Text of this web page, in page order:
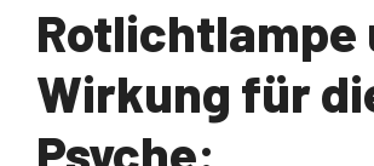
Rotlichtlampe
Wirkung für
Psyche: